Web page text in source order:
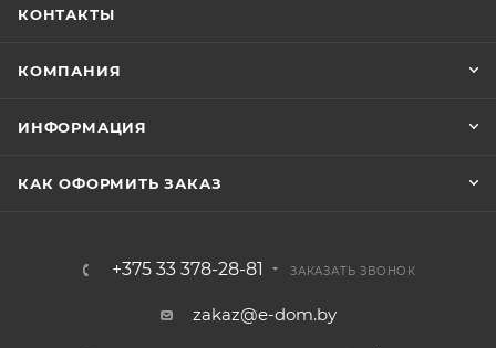
КОНТАКТЫ
КОМПАНИЯ
ИНФОРМАЦИЯ
КАК ОФОРМИТЬ ЗАКАЗ
+375 33 378-28-81 ЗАКАЗАТЬ ЗВОНОК
zakaz@e-dom.by